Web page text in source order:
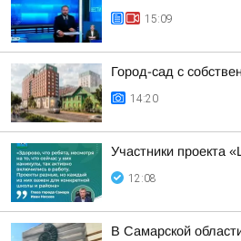
15:09
Город-сад с
14:20
Участники проекта
12:08
В Самарской